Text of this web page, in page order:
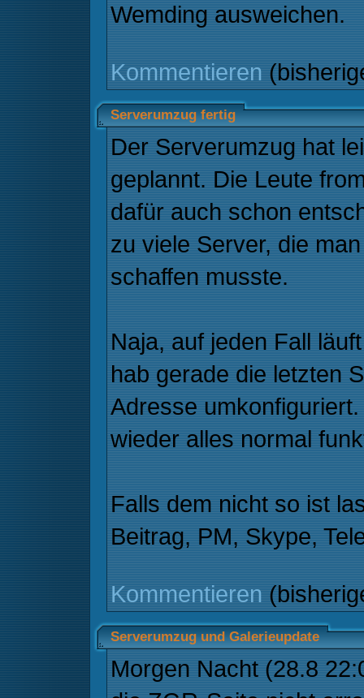
Wemding ausweichen.
Kommentieren
Serverumzug fertig
Der Serverumzug hat
geplannt. Die Leute
dafür auch schon
zu viele Server, die
schaffen musste.
Naja, auf jeden Fall
hab gerade die letzten
Adresse
wieder alles normal
Falls dem nicht so ist
Beitrag, PM, Skype,
Kommentieren
Serverumzug und Galerieupdate
Morgen Nacht (28.8